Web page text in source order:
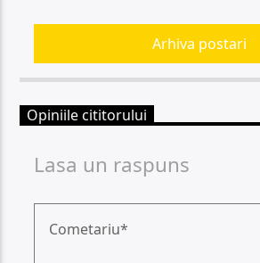
Arhiva postari
Opiniile cititorului
Lasa un raspuns